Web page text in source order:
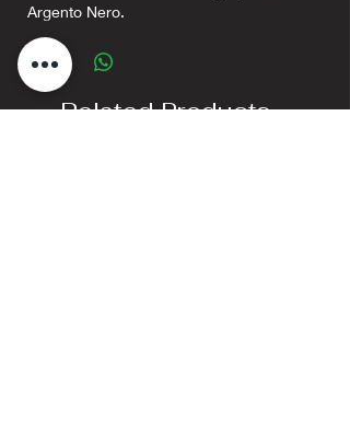
Argento Nero.
Related Products